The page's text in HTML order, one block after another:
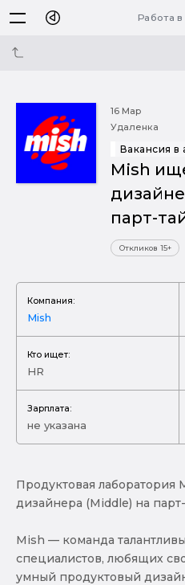
Работа
16 Мар
Удаленка
Вакансия в
Mish
парт-
Откликов 15+
Компания:
Mish
Кто ищет:
HR
Зарплата:
не указана
Продуктовая лаборатория
дизайнера (Middle) на
Mish — команда
специалистов, любящих
умный продуктовый